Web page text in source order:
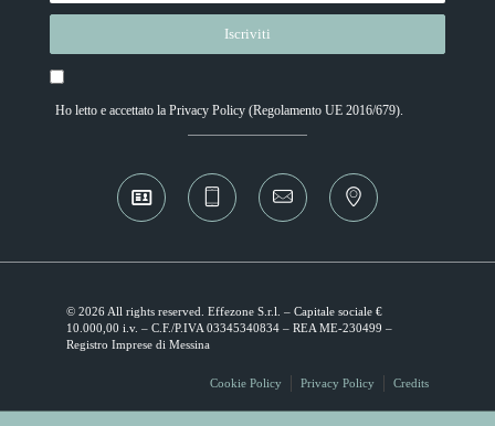
Ho letto e accettato la Privacy Policy(Regolamento UE 2016/679).
Alternative:
© 2026 All rights reserved. Effezone S.r.l. – Capitale sociale €
10.000,00 i.v. – C.F./P.IVA 03345340834 – REA ME-230499 –
Registro Imprese di Messina
Cookie Policy Privacy Policy Credits